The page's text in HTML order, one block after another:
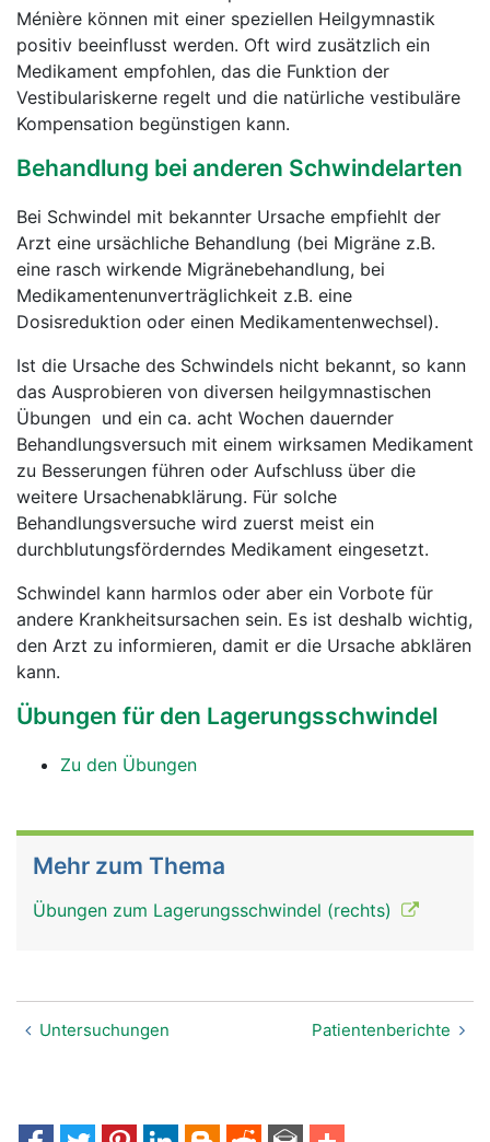
Ménière können mit einer speziellen Heilgymnastik
positiv beeinflusst werden. Oft wird zusätzlich ein
Medikament empfohlen, das die Funktion der
Vestibulariskerne regelt und die natürliche vestibuläre
Kompensation begünstigen kann.
Behandlung bei anderen Schwindelarten
Bei Schwindel mit bekannter Ursache empfiehlt der
Arzt eine ursächliche Behandlung (bei Migräne z.B.
eine rasch wirkende Migränebehandlung, bei
Medikamentenunverträglichkeit z.B. eine
Dosisreduktion oder einen Medikamentenwechsel).
Ist die Ursache des Schwindels nicht bekannt, so kann
das Ausprobieren von diversen heilgymnastischen
Übungen und ein ca. acht Wochen dauernder
Behandlungsversuch mit einem wirksamen Medikament
zu Besserungen führen oder Aufschluss über die
weitere Ursachenabklärung. Für solche
Behandlungsversuche wird zuerst meist ein
durchblutungsförderndes Medikament eingesetzt.
Schwindel kann harmlos oder aber ein Vorbote für
andere Krankheitsursachen sein. Es ist deshalb wichtig,
den Arzt zu informieren, damit er die Ursache abklären
kann.
Übungen für den Lagerungsschwindel
Zu den Übungen
Mehr zum Thema
Übungen zum Lagerungsschwindel (rechts)
Untersuchungen Patientenberichte